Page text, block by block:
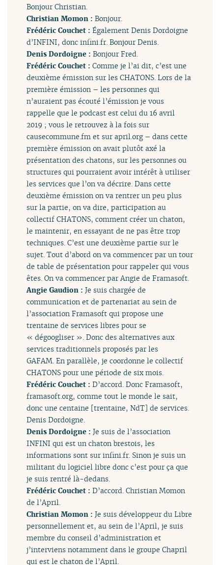
Bonjour Christian.
Christian Momon :Bonjour.
Frédéric Couchet :Également Denis Dordoigne
d’INFINI, donc infini.fr. Bonjour Denis.
Denis Dordoigne :Bonjour Fred.
Frédéric Couchet :Comme je l’ai dit, c’est une
deuxième émission sur les CHATONS. Lors de la
première émission – les personnes qui
n’auraient pas écouté l’émission je vous
rappelle que le podcast est celui du 16 avril
2019 ; vous le retrouvez à la fois sur
causecommune.fm et sur april.org – dans cette
première émission on avait plutôt axé la
présentation des chatons, sur les personnes ou
structures qui pourraient avoir intérêt à utiliser
les services que l’on va décrire. Dans cette
deuxième émission on va rentrer un peu plus
sur la partie, on va dire, participation au
collectif CHATONS, comment créer un chaton,
le maintenir, en essayant de ne pas être trop
techniques. C’est une deuxième partie sur le
sujet. Tout d’abord on va commencer par un tour
de table de présentation pour rappeler qui vous
êtes. On va commencer par Angie de Framasoft.
Angie Gaudion :Je suis chargée de
communication et de partenariat au sein de
l’association Framasoft qui propose une
trentaine de services libres pour se
« dégoogliser ». Donc des alternatives aux
services traditionnels proposés par les
GAFAM. En parallèle, je coordonne le collectif
CHATONS pour une période de six mois.
Frédéric Couchet :D’accord. Donc Framasoft,
framasoft.org, comme tout le monde le sait,
donc une centaine [trentaine, NdT] de services.
Denis Dordoigne.
Denis Dordoigne :Je suis de l’association
INFINI qui est un chaton brestois, les
informations sont sur infini.fr. Sinon je suis un
militant du logiciel libre donc c’est pour ça que
je suis rentré là-dedans.
Frédéric Couchet :D’accord. Christian Momon
de l’April.
Christian Momon :Je suis développeur du Libre
personnellement et, au sein de l’April, je suis
membre du conseil d’administration et
j’interviens notamment dans le groupe Chapril
qui est le chaton de l’April.